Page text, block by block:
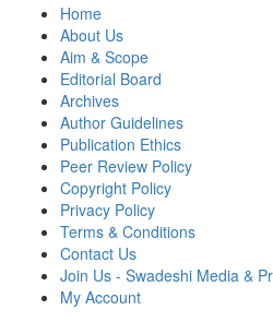
Home
About Us
Aim & Scope
Editorial Board
Archives
Author Guidelines
Publication Ethics
Peer Review Policy
Copyright Policy
Privacy Policy
Terms & Conditions
Contact Us
Join Us - Swadeshi Media &
My Account